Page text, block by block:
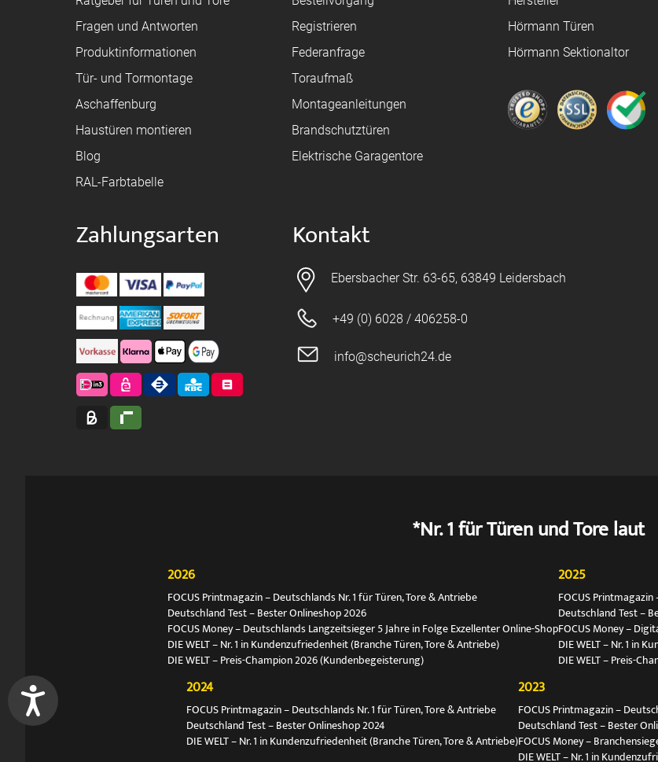
Fragen und Antworten
Produktinformationen
Tür- und Tormontage
Aschaffenburg
Haustüren montieren
Blog
RAL-Farbtabelle
Registrieren
Federanfrage
Toraufmaß
Montageanleitungen
Brandschutztüren
Elektrische Garagentore
Hörmann Türen
Hörmann Sektionaltor
Zahlungsarten Kontakt
Ebersbacher Str. 63-65, 63849 Leidersbach
+49 (0) 6028 / 406258-0
info@scheurich24.de
*Nr. 1 für Türen und Tore laut
2026
FOCUS Printmagazin – Deutschlands Nr. 1 für Türen, Tore & Antriebe
Deutschland Test – Bester Onlineshop 2026
FOCUS Money – Deutschlands Langzeitsieger 5 Jahre in Folge Exzellenter Online-Shop
DIE WELT – Nr. 1 in Kundenzufriedenheit (Branche Türen, Tore & Antriebe)
DIE WELT – Preis-Champion 2026 (Kundenbegeisterung)
2025
FOCUS
Deutschland Test –
FOCUS Money –
DIE WELT – Nr. 1 in
DIE WELT – Preis-
2024
FOCUS Printmagazin – Deutschlands Nr. 1 für Türen, Tore & Antriebe
Deutschland Test – Bester Onlineshop 2024
DIE WELT – Nr. 1 in Kundenzufriedenheit (Branche Türen, Tore & Antriebe)
2023
FOCUS Printmagazin –
Deutschland Test – Bester
FOCUS Money –
DIE WELT – Nr. 1 in